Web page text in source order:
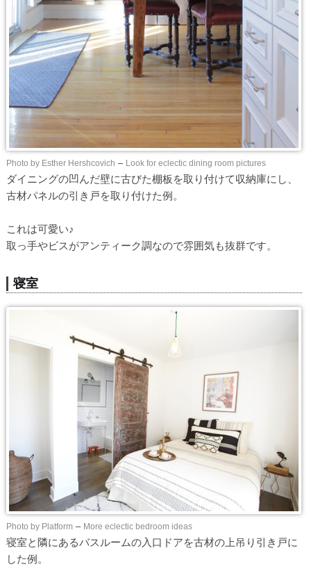
Photo by Esther Hershcovich – Look for eclectic dining room pictures
ダイニングの凹んだ壁に古びた棚板を取り付けて収納庫にし、
古材パネルの引き戸を取り付けた例。
これは可愛い♪
取っ手やビスがアンティーク調なので雰囲気も抜群です。
寝室
Photo by Platform– More eclectic bedroom ideas
寝室と隣にあるバスルームの入口ドアを古材の上吊り引き戸に
した例。